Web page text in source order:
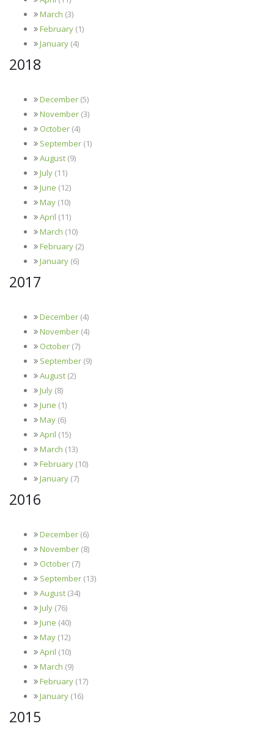
March (3)
February (1)
January (4)
2018
December (5)
November (3)
October (4)
September (1)
August (9)
July (11)
June (12)
May (10)
April (11)
March (10)
February (2)
January (6)
2017
December (4)
November (4)
October (7)
September (9)
August (2)
July (8)
June (1)
May (6)
April (15)
March (13)
February (10)
January (7)
2016
December (6)
November (8)
October (7)
September (13)
August (34)
July (76)
June (40)
May (12)
April (10)
March (9)
February (17)
January (16)
2015